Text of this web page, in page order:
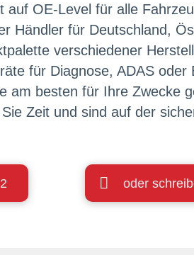
OE-Level für alle
Händler für Deutschland,
verschiedener
für Diagnose, ADAS
am besten für Ihre Zwecke
Zeit und sind auf der
oder